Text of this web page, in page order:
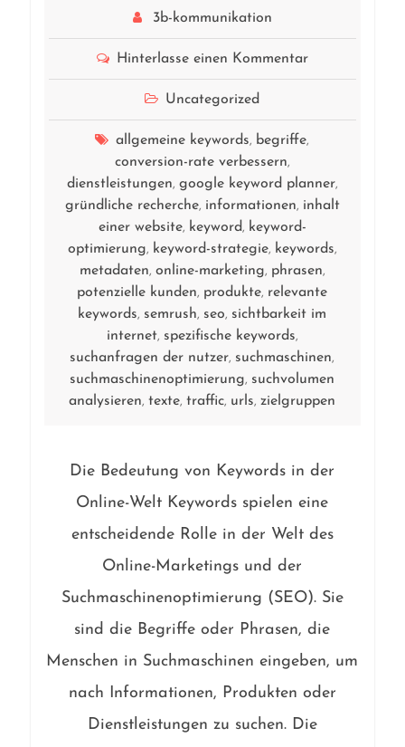
3b-kommunikation
Hinterlasse einen Kommentar
Uncategorized
allgemeine keywords, begriffe,
conversion-rate verbessern,
dienstleistungen, google keyword planner,
gründliche recherche, informationen, inhalt
einer website, keyword, keyword-
optimierung, keyword-strategie, keywords,
metadaten, online-marketing, phrasen,
potenzielle kunden, produkte, relevante
keywords, semrush, seo, sichtbarkeit im
internet, spezifische keywords,
suchanfragen der nutzer, suchmaschinen,
suchmaschinenoptimierung, suchvolumen
analysieren,texte,traffic, urls,zielgruppen
Die Bedeutung von Keywords in der
Online-Welt Keywords spielen eine
entscheidende Rolle in der Welt des
Online-Marketings und der
Suchmaschinenoptimierung (SEO). Sie
sind die Begriffe oder Phrasen, die
Menschen in Suchmaschinen eingeben, um
nach Informationen, Produkten oder
Dienstleistungen zu suchen. Die